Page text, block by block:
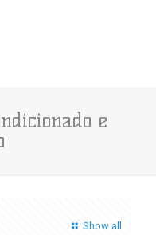
e
Show all